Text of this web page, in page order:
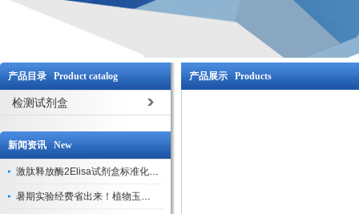
产品目录 Product catalog
检测试剂盒
新闻资讯 New
激肽释放酶2Elisa试剂盒标准化实验操作与质控体系解析
暑期实验经费省出来！植物玉米索核苷（ZR ）elisa酶联免疫试剂盒
产品展示 Products